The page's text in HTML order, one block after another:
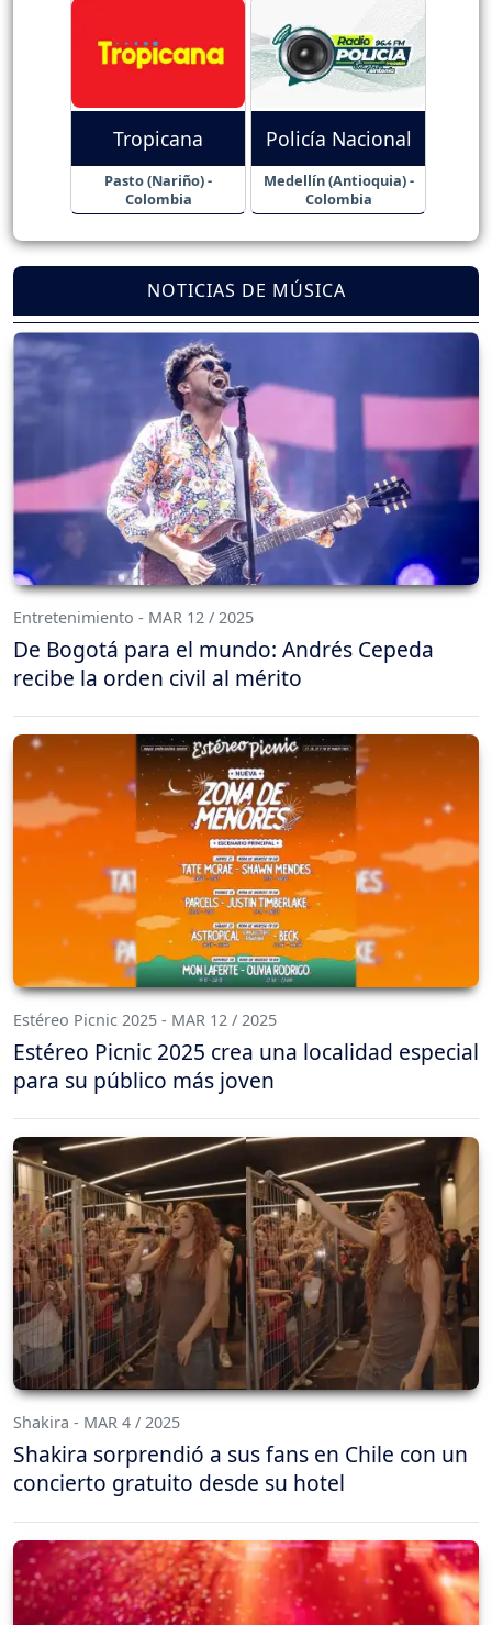
Tropicana
Pasto (Nariño) -
Colombia
Policía Nacional
Medellín (Antioquia) -
Colombia
NOTICIAS DE MÚSICA
Entretenimiento - MAR 12 / 2025
De Bogotá para el mundo: Andrés Cepeda
recibe la orden civil al mérito
Estéreo Picnic 2025 - MAR 12 / 2025
Estéreo Picnic 2025 crea una localidad especial
para su público más joven
Shakira - MAR 4 / 2025
Shakira sorprendió a sus fans en Chile con un
concierto gratuito desde su hotel